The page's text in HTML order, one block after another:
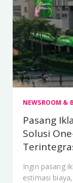
NEWSROOM &
Pasang
Solusi
Ingin pasang
estimasi